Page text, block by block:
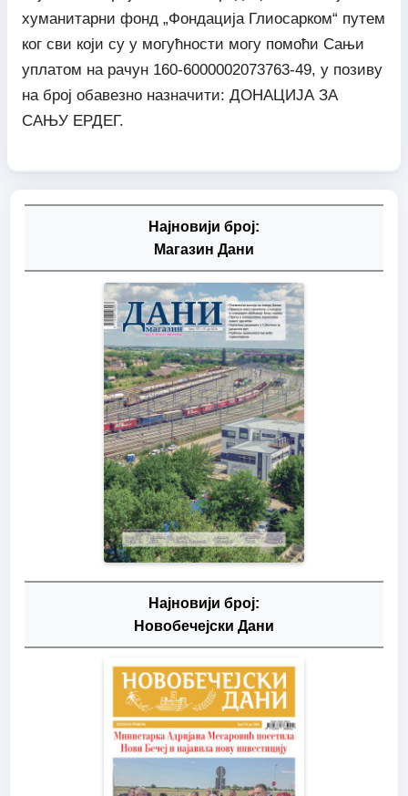
хуманитарни фонд „Фондација Глиосарком“ путем
ког сви који су у могућности могу помоћи Сањи
уплатом на рачун 160-6000002073763-49, у позиву
на број обавезно назначити: ДОНАЦИЈА ЗА
САЊУ ЕРДЕГ.
Најновији број:
Магазин Дани
Најновији број:
Новобечејски Дани